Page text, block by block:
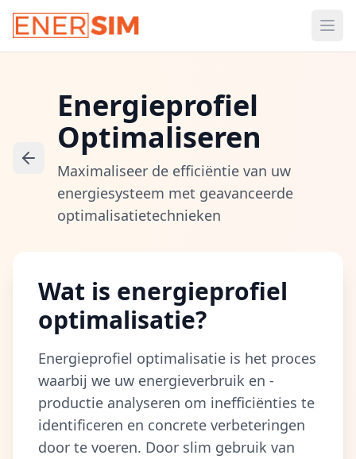
Energieprofiel
Optimaliseren
Maximaliseer de efficiëntie van uw
energiesysteem met geavanceerde
optimalisatietechnieken
Wat is energieprofiel
optimalisatie?
Energieprofiel optimalisatie is het proces
waarbij we uw energieverbruik en -
productie analyseren om inefficiënties te
identificeren en concrete verbeteringen
door te voeren. Door slim gebruik van